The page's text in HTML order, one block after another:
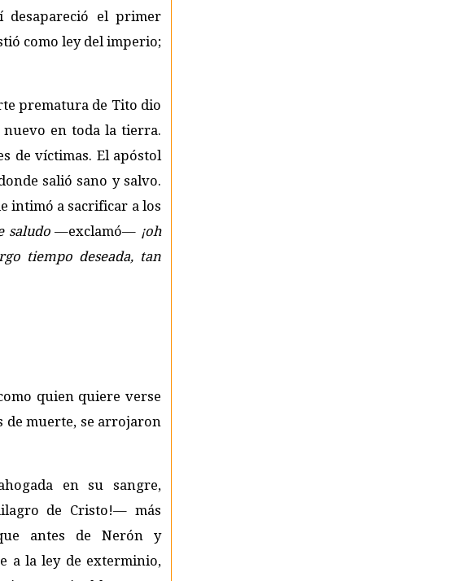
el primer
como ley del imperio;
prematura de Tito dio
nuevo en toda la tierra.
de víctimas. El apóstol
salió sano y salvo.
intimó a sacrificar a los
saludo—exclamó— ¡oh
tiempo deseada, tan
quien quiere verse
de muerte, se arrojaron
en su sangre,
de Cristo!— más
antes de Nerón y
a la ley de exterminio,